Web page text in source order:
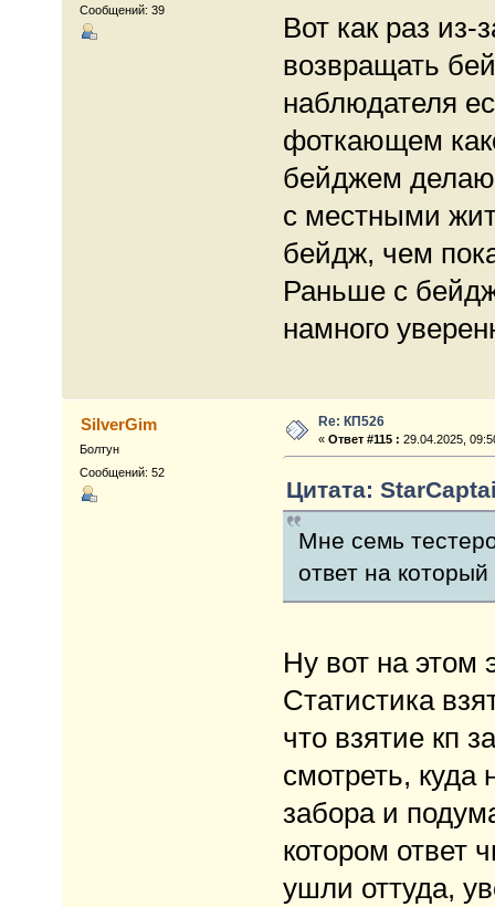
Сообщений: 39
Вот как раз
возвращать
наблюдателя
фоткающем
бейджем
с местными
бейдж, чем
Раньше с
намного
SilverGim
Болтун
Сообщений: 52
Re: КП526
«Ответ #115 : 29.04.2025,
Цитата:
Мне семь
ответ на
Ну вот на этом
Статистика
что взятие кп
смотреть, куда
забора и
котором ответ
ушли оттуда,